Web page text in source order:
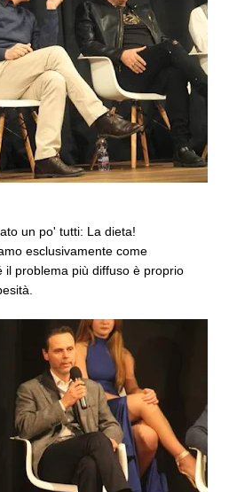
un po' tutti: La dieta!
esclusivamente come
il problema più diffuso è proprio